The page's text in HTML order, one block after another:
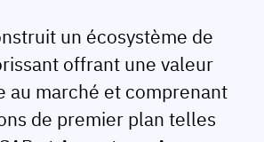
par IA
un écosystème de
offrant une valeur
au marché et comprenant
de premier plan telles